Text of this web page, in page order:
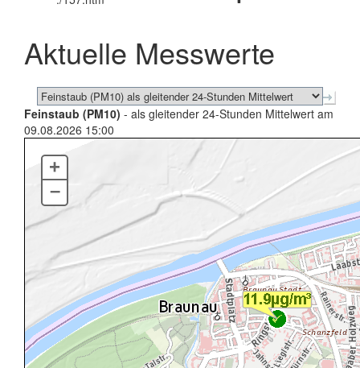
schließen
Aktuelle Messwerte
Feinstaub (PM10) - als gleitender 24-Stunden Mittelwert am
09.08.2026 15:00
+
–